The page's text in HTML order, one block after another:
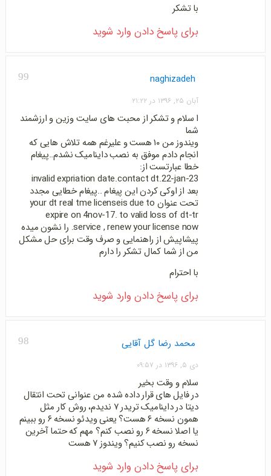
با تشکر
برای پاسخ دادن وارد شوید
99 naghizadeh
آبان ۲۵, ۱۳۹۶ در ۲۱:۲۲
ا سلام و تشکر از محبت های سایت وزین و ارزشمند
شما
ویندوز من ۱۰ هست و علیرغم همه تلاش هایی که
انجام دادم موفق به نصب داینامیک نشدم..پیغام
خطا عبارتست از:
invalid expriation date.contact dt.22-jan-23
بعد از اوکی کردن این پیغام ..پیغام خطایی مجدد
تحت عنوان your dt real tme licenseis due to
expire on 4nov-17. to valid loss of dt-tr
service , renew your license now. را نشون میده
پیشاپیش از راهنمایی و صرف وقت برای حل مشکل
من از شما کمال تشکر را دارم
با احترام
برای پاسخ دادن وارد شوید
98 محمد رضا گل آقایی
دی ۵, ۱۳۹۶ در ۰۹:۵۷
سلام و وقت بخیر
در فایل های قرار داده شده من عنوانی تحت انتقال
دیتا در داینامیک تریدر ۷ ندیدم، روش کار مثل
همون نسخه ۶ هست؟ یعنی ویدئو نسخه ۶ رو ببینم
یا اصلا نسخه ۶ رو نصب کنم؟ مهم که حتما آخرین
نسخه رو نصب کنیم؟ ویندوز ۷ هست
برای پاسخ دادن وارد شوید